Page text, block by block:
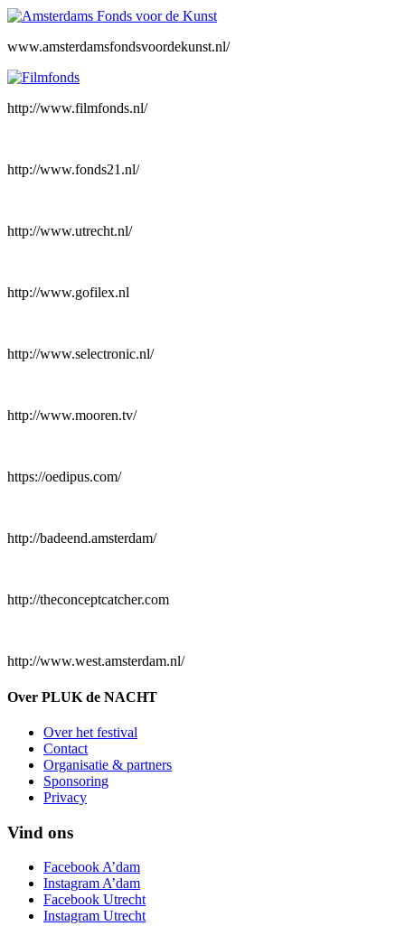
www.amsterdamsfondsvoordekunst.nl/
http://www.filmfonds.nl/
http://www.fonds21.nl/
http://www.utrecht.nl/
http://www.gofilex.nl
http://www.selectronic.nl/
http://www.mooren.tv/
https://oedipus.com/
http://badeend.amsterdam/
http://theconceptcatcher.com
http://www.west.amsterdam.nl/
Over PLUK de NACHT
Over het festival
Contact
Organisatie & partners
Sponsoring
Privacy
Vind ons
Facebook A’dam
Instagram A’dam
Facebook Utrecht
Instagram Utrecht